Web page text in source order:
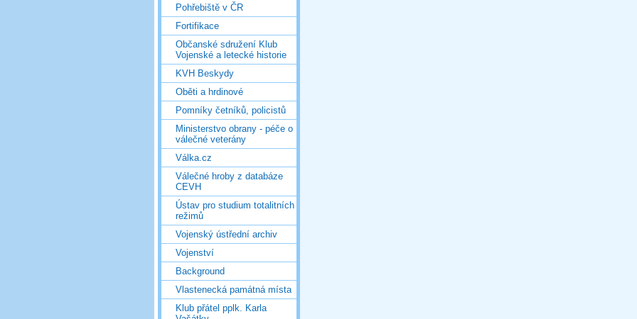
Pohřebiště v ČR
Fortifikace
Občanské sdružení Klub
Vojenské a letecké historie
KVH Beskydy
Oběti a hrdinové
Pomníky četníků, policistů
Ministerstvo obrany - péče o
válečné veterány
Válka.cz
Válečné hroby z databáze
CEVH
Ústav pro studium totalitních
režimů
Vojenský ústřední archiv
Vojenství
Background
Vlastenecká památná místa
Klub přátel pplk. Karla